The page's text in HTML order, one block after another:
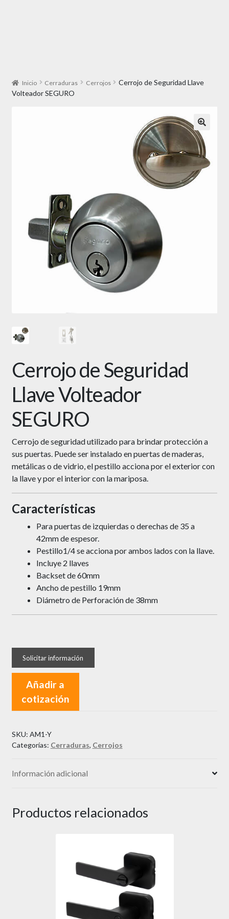
Inicio Cerraduras Cerrojos
Cerrojo de Seguridad Llave
Volteador SEGURO
🔍
Cerrojo de Seguridad
Llave Volteador
SEGURO
Cerrojo de seguridad utilizado para brindar protección a
sus puertas. Puede ser instalado en puertas de maderas,
metálicas o de vidrio, el pestillo acciona por el exterior con
la llave y por el interior con la mariposa.
Características
Para puertas de izquierdas o derechas de 35 a
42mm de espesor.
Pestillo1/4 se acciona por ambos lados con la llave.
Incluye 2 llaves
Backset de 60mm
Ancho de pestillo 19mm
Diámetro de Perforación de 38mm
Añadir a
cotización
SKU: AM1-Y
Categorías: Cerraduras, Cerrojos
Información adicional
Productos relacionados